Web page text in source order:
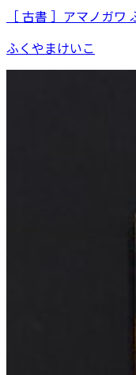
［ 古書 ］アマノガ
ふくやまけいこ